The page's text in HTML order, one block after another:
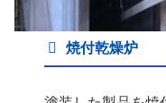
焼付乾燥炉